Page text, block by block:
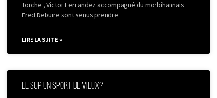
Torche , Victor Fernandez accompagné du morbihannais
Fred Debuire sont venus prendre
LIRE LA SUITE »
le SUP un sport de vieux?